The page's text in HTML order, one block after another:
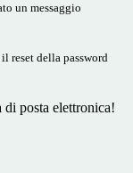
un messaggio
reset della password
posta elettronica!